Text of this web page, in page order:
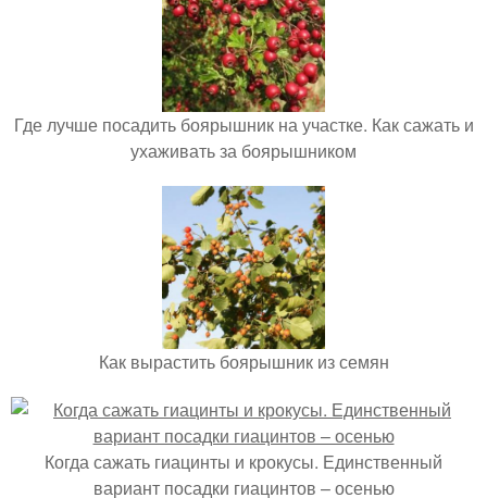
Где лучше посадить боярышник на участке. Как сажать и
ухаживать за боярышником
Как вырастить боярышник из семян
Когда сажать гиацинты и крокусы. Единственный
вариант посадки гиацинтов – осенью